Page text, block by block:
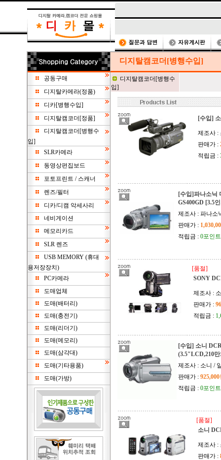
공동구매
디지탈카메라(정품)
디카[병행수입]
디지탈캠코더[정품]
디지탈캠코더[병행수
입]
SLR카메라
동영상편집보드
포토프린트 / 스캐너
렌즈/필터
디카/디캠 악세사리
네비게이션
메모리카드
SLR 렌즈
USB MEMORY (휴대
용저장장치)
PC카메라
도매업체
도매(배터리)
도매(충전기)
도매(리더기)
도매(메모리)
도매(삼각대)
도매(기타용품)
도매(가방)
디지탈캠코더[병행수입]
디지탈캠코더[병행수
입]
[수입]
제조사 :
판매가 :
적립금 :
[수입]파나소닉
GS400GD [3.5
제조사 : 파나소
판매가 :
적립금 : 0포인트
[품절]
SONY
제조사 :
판매가 :
적립금 :
[수입] 소니
(3.5"LCD,210
제조사 : 소니 /
판매가 :
적립금 : 0포인트
[품절]
소니
제조사 :
판매가 :